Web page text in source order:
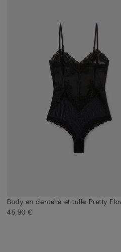
Body en dentelle et tulle Pretty
45,90 €